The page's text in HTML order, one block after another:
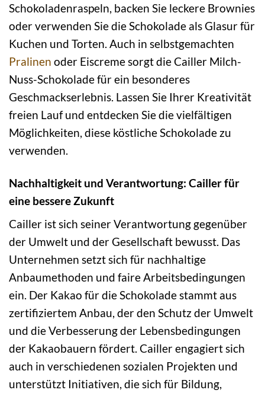
Schokoladenraspeln, backen Sie leckere Brownies
oder verwenden Sie die Schokolade als Glasur für
Kuchen und Torten. Auch in selbstgemachten
Pralinen oder Eiscreme sorgt die Cailler Milch-
Nuss-Schokolade für ein besonderes
Geschmackserlebnis. Lassen Sie Ihrer Kreativität
freien Lauf und entdecken Sie die vielfältigen
Möglichkeiten, diese köstliche Schokolade zu
verwenden.
Nachhaltigkeit und Verantwortung: Cailler für
eine bessere Zukunft
Cailler ist sich seiner Verantwortung gegenüber
der Umwelt und der Gesellschaft bewusst. Das
Unternehmen setzt sich für nachhaltige
Anbaumethoden und faire Arbeitsbedingungen
ein. Der Kakao für die Schokolade stammt aus
zertifiziertem Anbau, der den Schutz der Umwelt
und die Verbesserung der Lebensbedingungen
der Kakaobauern fördert. Cailler engagiert sich
auch in verschiedenen sozialen Projekten und
unterstützt Initiativen, die sich für Bildung,